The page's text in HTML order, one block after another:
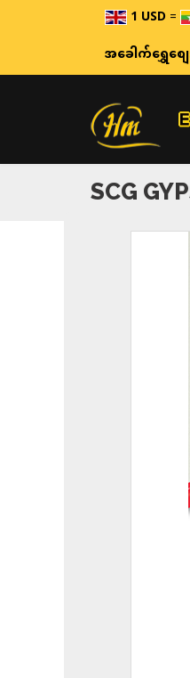
1 USD=
အခေါက်ရွှေစျ
SCG